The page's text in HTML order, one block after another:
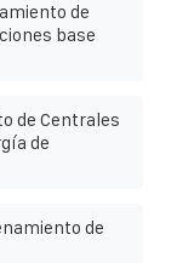
de
base
de Centrales
de
de